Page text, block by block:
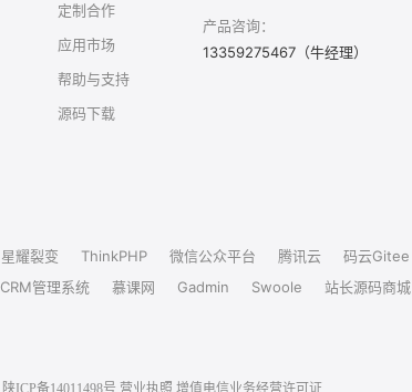
定制合作
应用市场
帮助与支持
源码下载
产品咨询：
13359275467（牛经理）
星耀裂变 ThinkPHP 微信公众平台 腾讯云 码云Gitee
CRM管理系统 慕课网 Gadmin Swoole 站长源码商城
陕ICP备14011498号 营业执照 增值电信业务经营许可证